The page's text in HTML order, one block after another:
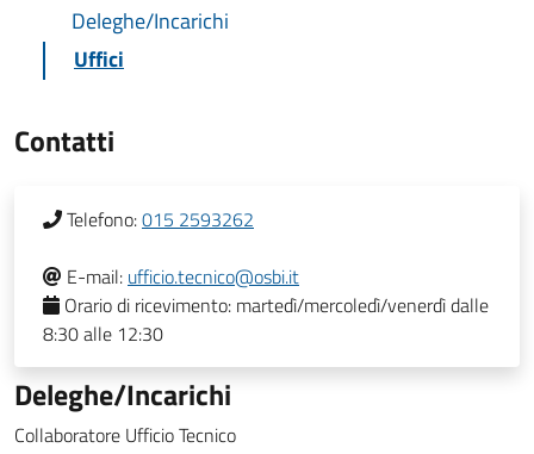
Deleghe/Incarichi
Uffici
Contatti
Telefono:015 2593262
E-mail: ufficio.tecnico@osbi.it
Orario di ricevimento: martedì/mercoledì/venerdì dalle
8:30 alle 12:30
Deleghe/Incarichi
Collaboratore Ufficio Tecnico